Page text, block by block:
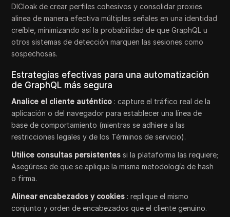
DICloak de crear perfiles cohesivos y consolidar proxies
alinea de manera efectiva múltiples señales en una identidad
creíble, minimizando así la probabilidad de que GraphQL u
otros sistemas de detección marquen las sesiones como
sospechosas.
Estrategias efectivas para una automatización
de GraphQL más segura
Analice el cliente auténtico : capture el tráfico real de la
aplicación o del navegador para establecer una línea de
base de comportamiento (mientras se adhiere a las
restricciones legales y de los Términos de servicio).
Utilice consultas persistentessi la plataforma las requiere;
Asegúrese de que se aplique la misma metodología de hash
o firma.
Alinear encabezados y cookies : replique el mismo
conjunto y orden de encabezados que el cliente genuino.